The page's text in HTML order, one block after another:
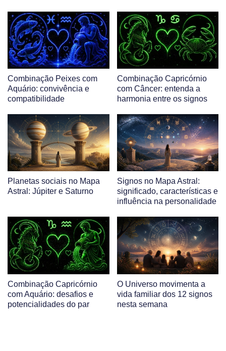
Combinação Peixes com
Aquário: convivência e
compatibilidade
Combinação Capricórnio
com Câncer: entenda a
harmonia entre os signos
Planetas sociais no Mapa
Astral: Júpiter e Saturno
Signos no Mapa Astral:
significado, características e
influência na personalidade
Combinação Capricórnio
com Aquário: desafios e
potencialidades do par
O Universo movimenta a
vida familiar dos 12 signos
nesta semana